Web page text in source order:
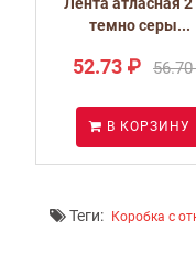
темно серы...
52.73 ₽
В КОРЗИНУ
Теги: Коробка с